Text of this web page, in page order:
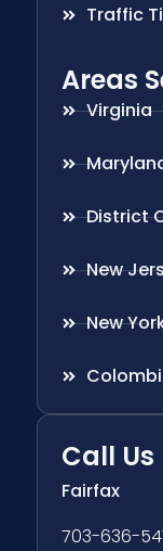
Traffic
Areas
Virginia
District
New
New
Call Us
Fairfax
703-636-